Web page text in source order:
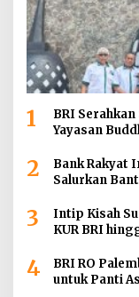
1
BRI
Yayasan
2
Bank Rakyat
Salurkan
3
Intip Kisah
KUR BRI
4
BRI RO
untuk Panti